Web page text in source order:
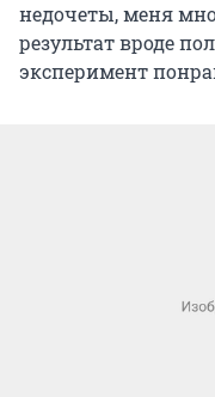
недочеты, меня
результат вроде
эксперимент